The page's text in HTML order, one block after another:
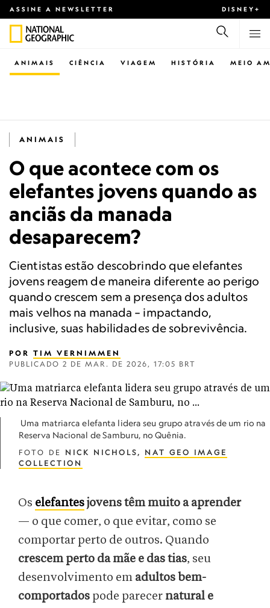
ASSINE A NEWSLETTER DISNEY+
CIÊNCIA VIAGEM
ANIMAIS HISTÓRIA MEIO
ANIMAIS
O que acontece com os
elefantes jovens quando as
anciãs da manada
desaparecem?
Cientistas estão descobrindo que elefantes
jovens reagem de maneira diferente ao perigo
quando crescem sem a presença dos adultos
mais velhos na manada – impactando,
inclusive, suas habilidades de sobrevivência.
POR TIM VERNIMMEN
PUBLICADO 2 DE MAR. DE 2026, 17:05 BRT
Uma matriarca elefanta lidera seu grupo através de um rio na
Reserva Nacional de Samburu, no Quênia.
FOTO DE NICK NICHOLS, NAT GEO IMAGE
COLLECTION
Os elefantesjovens têm muito a aprender
— o que comer, o que evitar, como se
comportar perto de outros. Quando
crescem perto da mãe e das tias, seu
desenvolvimento em adultos bem-
comportados pode parecer natural e